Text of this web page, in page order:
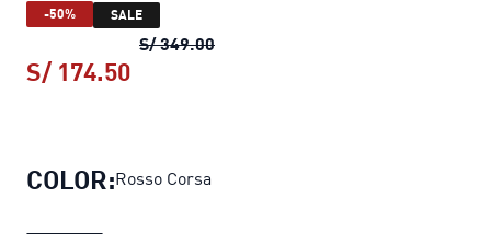
-50% SALE
S/ 349.00Casaca Scuderia Ferrari T7 para
S/ 174.50
COLOR:Rosso Corsa